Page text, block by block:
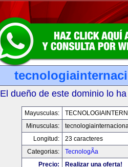
El dueño de este dominio lo
Mayusculas:
Minusculas:
Longitud:
23 caracteres
Categorias:
TecnologÃ­a
Precio:
Realizar una oferta!